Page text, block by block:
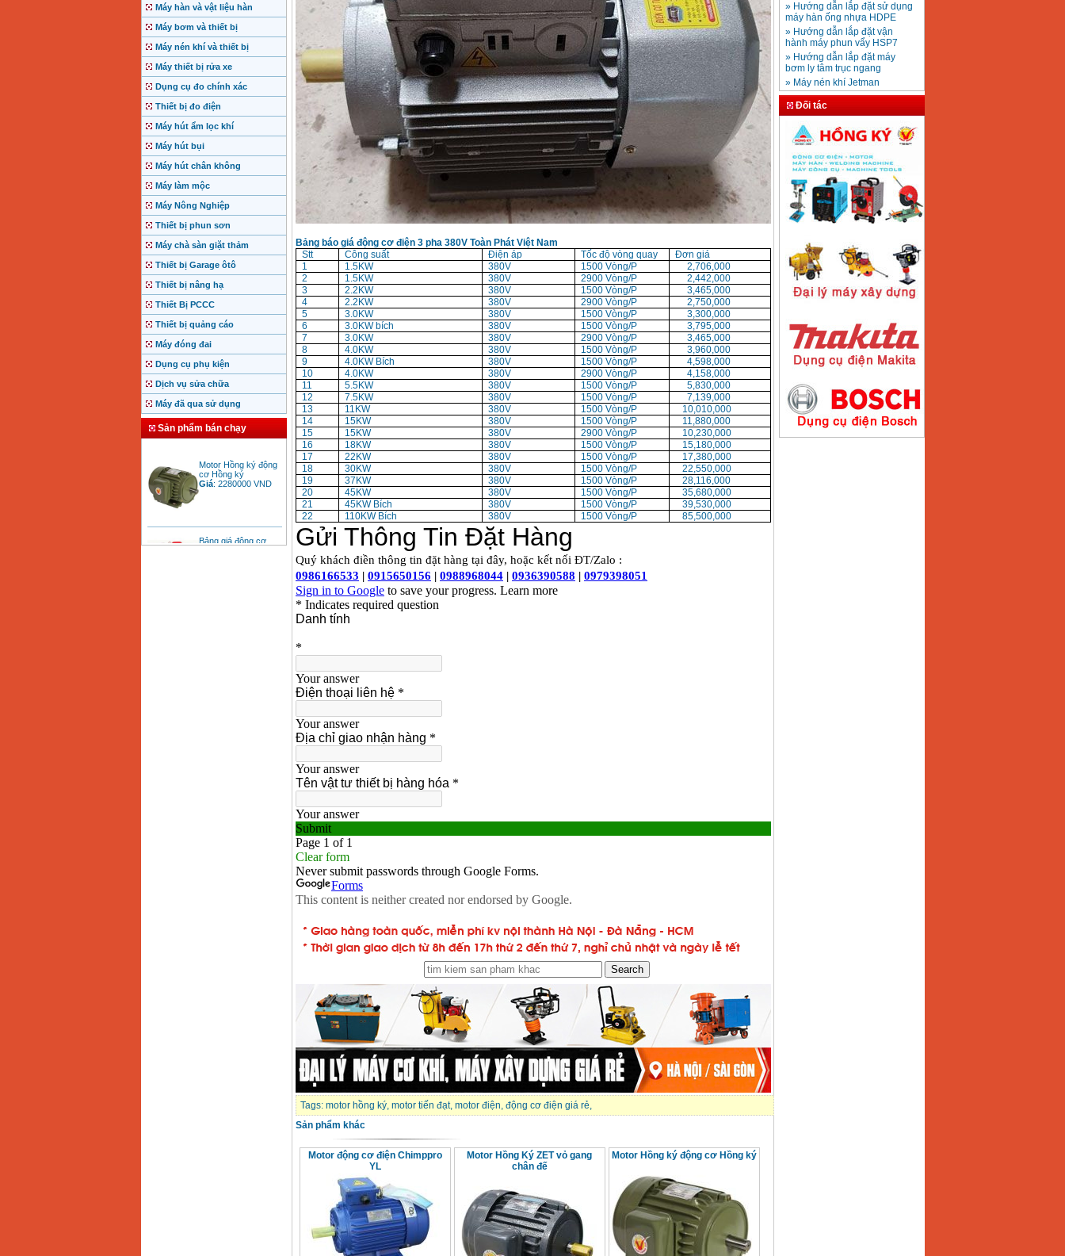
Máy hàn và vật liệu hàn
Máy bơm và thiết bị
Máy nén khí và thiết bị
Máy thiết bị rửa xe
Dụng cụ đo chính xác
Thiết bị đo điện
Máy hút ẩm lọc khí
Máy hút bụi
Máy hút chân không
Máy làm mộc
Máy Nông Nghiệp
Thiết bị phun sơn
Máy chà sàn giặt thảm
Thiết bị Garage ôtô
Thiết bị nâng hạ
Thiết Bị PCCC
Thiết bị quảng cáo
Máy đóng đai
Dụng cụ phụ kiện
Dịch vụ sửa chữa
Máy đã qua sử dụng
Sản phẩm bán chạy
cơ Hồng ký
Giá:2280000
Bảng giá động cơ
diesel đầu nổ diesel
Bảng báo giá động cơ điện 3 pha 380V Toàn Phát Việt Nam
Stt
Công suất Điện áp Tốc độ vòng quay
Đơn giá
1
1.5KW 380V 1500 Vòng/P
2,706,000
2
1.5KW 380V 2900 Vòng/P
2,442,000
3
2.2KW 380V 1500 Vòng/P
3,465,000
4
2.2KW 380V 2900 Vòng/P
2,750,000
5
3.0KW 380V 1500 Vòng/P
3,300,000
6
3.0KW bích 380V 1500 Vòng/P
3,795,000
7
3.0KW 380V 2900 Vòng/P
3,465,000
8
4.0KW 380V 1500 Vòng/P
3,960,000
9
4.0KW Bích 380V 1500 Vòng/P
4,598,000
10
4.0KW 380V 2900 Vòng/P
4,158,000
11
5.5KW 380V 1500 Vòng/P
5,830,000
12
7.5KW 380V 1500 Vòng/P
7,139,000
13
11KW 380V 1500 Vòng/P
10,010,000
14
15KW 380V 1500 Vòng/P
11,880,000
15
15KW 380V 2900 Vòng/P
10,230,000
16
18KW 380V 1500 Vòng/P
15,180,000
17
22KW 380V 1500 Vòng/P
17,380,000
18
30KW 380V 1500 Vòng/P
22,550,000
19
37KW 380V 1500 Vòng/P
28,116,000
20
45KW 380V 1500 Vòng/P
35,680,000
21
45KW Bích 380V 1500 Vòng/P
39,530,000
22
110KW Bích 380V 1500 Vòng/P 85,500,000
Tags: motor hồng ký, motor tiến đạt, motor điện, động cơ điện giá rẻ,
Sản phẩm khác
Motor động cơ điện Chimppro
YL
Motor Hồng Ký ZET vỏ gang
chân đế
Motor Hồng ký động cơ Hồng ký
Mũi khoan rút lõi bê
tông D20-D350
Giá:330000VND
Máy khoan bàn
600mm Hồng Ký
KD600 (250W)
Máy hàn que Hồng
ký Jet SR200R
Giá:2350000VND
Giá:2770000 VND
Giá :2890000VND
Máy hàn que điện tử
Hồng ký HK200E
:4100000VND
máy hàn ống nhựa HDPE
» Hướng dẫn lắp đặt vận
hành máy phun vẩy HSP7
» Hướng dẫn lắp đặt máy
bơm ly tâm trục ngang
» Máy nén khí Jetman
» HDSD Máy Hàn Ống Nhựa
HDPE quay tay thủy lực
» Đại lý bán Máy hàn
DONSUN Thượng Hải
» Máy khoan rút lõi cầm tay
chạy điện pin
» Hình thức thanh toán tại
Thiết Bị Plaza
» Máy ổn áp, máy biến áp
Fushin
» Các loại khí dùng cho máy
cắt kim loại Plasma
Đối tác